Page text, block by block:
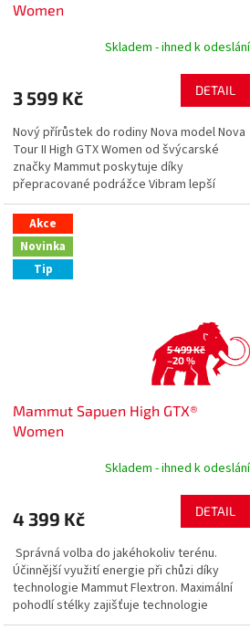
Women
Skladem - ihned k odeslání
3 599 Kč DETAIL
Nový přírůstek do rodiny Nova model Nova
Tour II High GTX Women od švýcarské
značky Mammut poskytuje díky
přepracované podrážce Vibram lepší
oporu a větší...
Akce
Novinka
Tip
5 499 Kč
–20 %
Mammut Sapuen High GTX®
Women
Skladem - ihned k odeslání
4 399 Kč DETAIL
Správná volba do jakéhokoliv terénu.
Účinnější využití energie při chůzi díky
technologie Mammut Flextron. Maximální
pohodlí stélky zajišťuje technologie
Georganic 3D. Veškeré...